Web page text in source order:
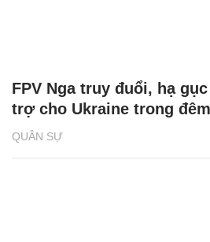
QUÂN SỰ
FPV Nga truy đuổi, hạ
trợ cho Ukraine trong đêm